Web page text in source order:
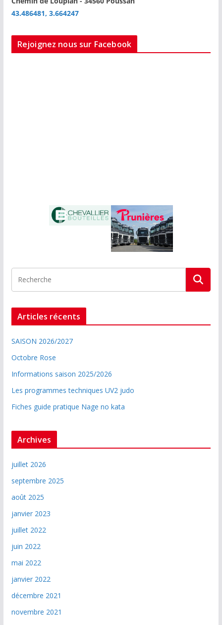
43.486481, 3.664247
Rejoignez nous sur Facebook
Articles récents
SAISON 2026/2027
Octobre Rose
Informations saison 2025/2026
Les programmes techniques UV2 judo
Fiches guide pratique Nage no kata
Archives
juillet 2026
septembre 2025
août 2025
janvier 2023
juillet 2022
juin 2022
mai 2022
janvier 2022
décembre 2021
novembre 2021